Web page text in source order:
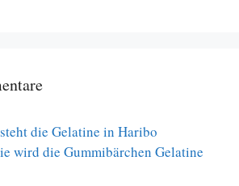
die Gelatine in Haribo
wird die Gummibärchen Gelatine